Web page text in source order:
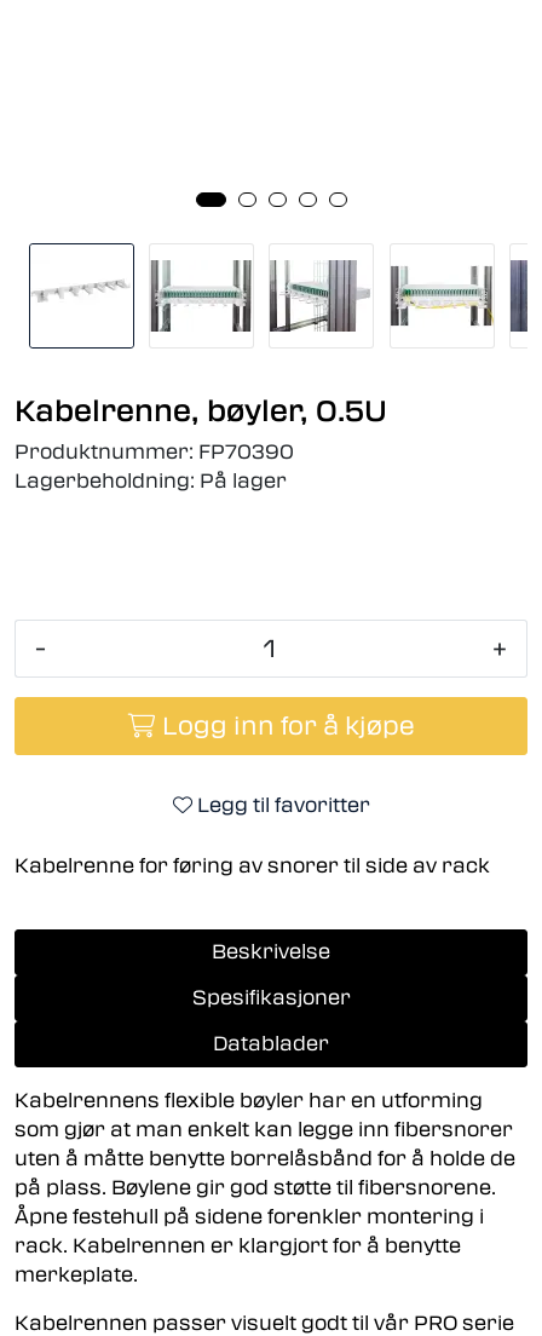
Kabelrenne, bøyler, 0.5U
Produktnummer: FP70390
Lagerbeholdning: På lager
- +
Logg inn for å kjøpe
Legg til favoritter
Kabelrenne for føring av snorer til side av rack
Beskrivelse
Spesifikasjoner
Datablader
Kabelrennens flexible bøyler har en utforming
som gjør at man enkelt kan legge inn fibersnorer
uten å måtte benytte borrelåsbånd for å holde de
på plass. Bøylene gir god støtte til fibersnorene.
Åpne festehull på sidene forenkler montering i
rack. Kabelrennen er klargjort for å benytte
merkeplate.
Kabelrennen passer visuelt godt til vår PRO serie